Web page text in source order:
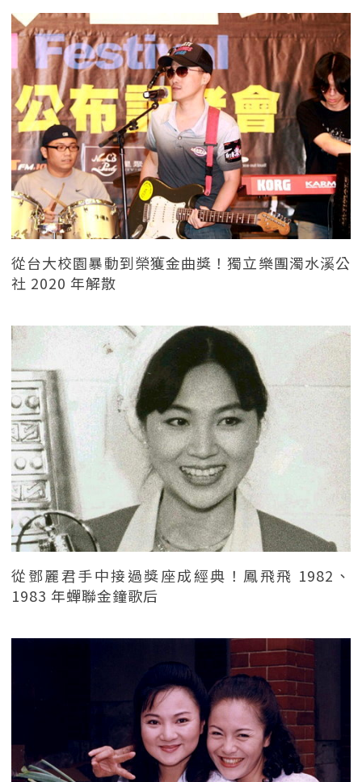
從台大校園暴動到榮獲金曲獎！獨立樂團濁水溪公
社 2020 年解散
從鄧麗君手中接過獎座成經典！鳳飛飛 1982、
1983 年蟬聯金鐘歌后